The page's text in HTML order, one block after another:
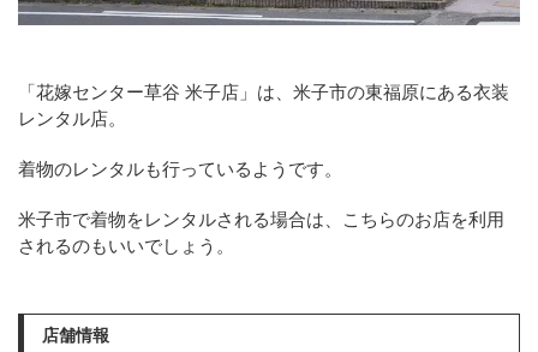
「花嫁センター草谷 米子店」は、米子市の東福原にある衣装
レンタル店。
着物のレンタルも行っているようです。
米子市で着物をレンタルされる場合は、こちらのお店を利用
されるのもいいでしょう。
店舗情報